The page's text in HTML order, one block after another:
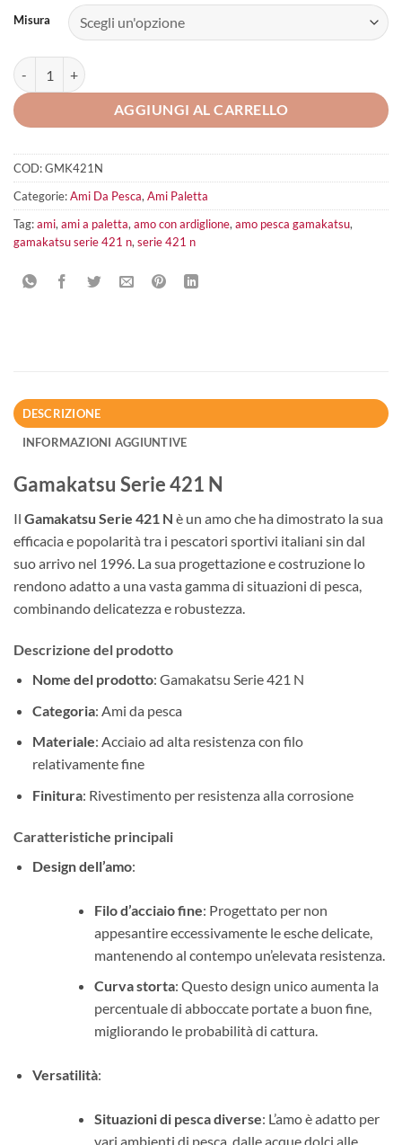
Misura
Gamakatsu Serie 421 N quantità
AGGIUNGI AL CARRELLO
COD:GMK421N
Categorie:Ami Da Pesca, Ami Paletta
Tag:ami, ami a paletta, amo con ardiglione, amo pesca gamakatsu,
gamakatsu serie 421 n, serie 421 n
DESCRIZIONE
INFORMAZIONI AGGIUNTIVE
Gamakatsu Serie 421 N
Il Gamakatsu Serie 421 N è un amo che ha dimostrato la sua
efficacia e popolarità tra i pescatori sportivi italiani sin dal
suo arrivo nel 1996. La sua progettazione e costruzione lo
rendono adatto a una vasta gamma di situazioni di pesca,
combinando delicatezza e robustezza.
Descrizione del prodotto
Nome del prodotto: Gamakatsu Serie 421 N
Categoria: Ami da pesca
Materiale: Acciaio ad alta resistenza con filo
relativamente fine
Finitura: Rivestimento per resistenza alla corrosione
Caratteristiche principali
Design dell’amo:
Filo d’acciaio fine: Progettato per non
appesantire eccessivamente le esche delicate,
mantenendo al contempo un’elevata resistenza.
Curva storta: Questo design unico aumenta la
percentuale di abboccate portate a buon fine,
migliorando le probabilità di cattura.
Versatilità:
Situazioni di pesca diverse: L’amo è adatto per
vari ambienti di pesca, dalle acque dolci alle